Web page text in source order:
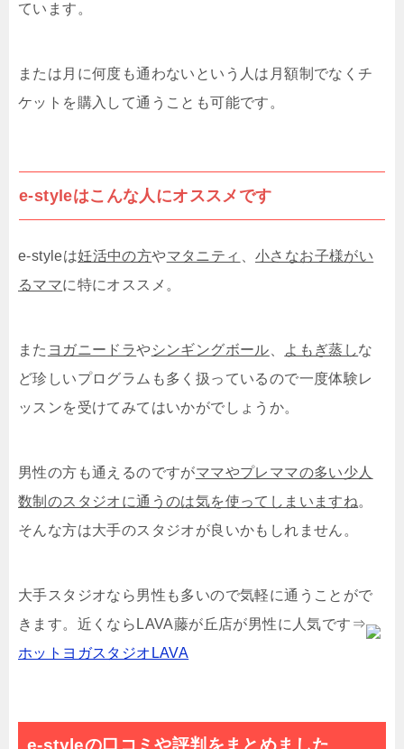
ています。
または月に何度も通わないという人は月額制でなくチ
ケットを購入して通うことも可能です。
e-styleはこんな人にオススメです
e-styleは妊活中の方やマタニティ 、小さなお子様がい
るママに特にオススメ。
また ヨガニードラやシンギングボール よもぎ蒸しな
ど珍しいプログラムも多く扱っているので一度体験レ
ッスンを受けてみてはいかがでしょうか。
男性の方も通えるのですがママやプレママの多い少人
数制のスタジオに通うのは気を使ってしまいますね。
そんな方は大手のスタジオが良いかもしれません。
大手スタジオなら男性も多いので気軽に通うことがで
きます。近くならLAVA藤が丘店が男性に人気です⇒
ホットヨガスタジオLAVA
e-styleの口コミや評判をまとめました